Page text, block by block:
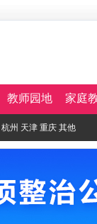
教师园地 家庭
杭州 天津 重庆 其他